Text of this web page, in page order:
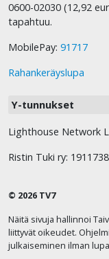
0600-02030 (12,92
tapahtuu.
MobilePay: 91717
Rahankeräyslupa
Y-tunnukset
Lighthouse Network
Ristin Tuki ry:
© 2026 TV7
Näitä sivuja hallinnoi
liittyvät oikeudet.
julkaiseminen ilman